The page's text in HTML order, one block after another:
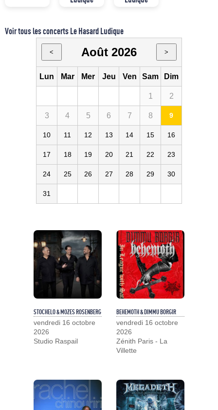
Voir tous les concerts Le Hasard Ludique
< Août 2026 >
Lun Mar Mer Jeu Ven Sam Dim
1 2
3 4 5 6 7 8 9
10 11 12 13 14 15 16
17 18 19 20 21 22 23
24 25 26 27 28 29 30
31
STOCHELO & MOZES ROSENBERG
vendredi 16 octobre
2026
Studio Raspail
BEHEMOTH & DIMMU BORGIR
vendredi 16 octobre
2026
Zénith Paris - La
Villette